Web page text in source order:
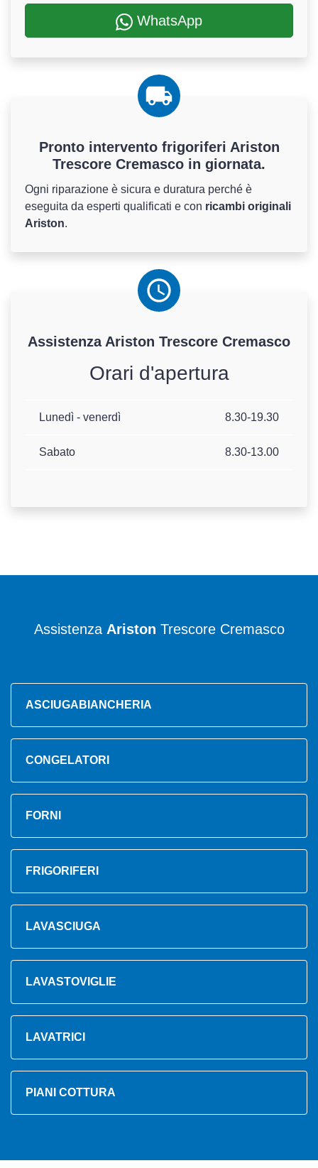
WhatsApp
Pronto intervento frigoriferi Ariston
Trescore Cremasco in giornata.
Ogni riparazione è sicura e duratura perché è
eseguita da esperti qualificati e con ricambi originali
Ariston.
Assistenza Ariston Trescore Cremasco
Orari d'apertura
Lunedì - venerdì 8.30-19.30
Sabato 8.30-13.00
Assistenza Ariston Trescore Cremasco
ASCIUGABIANCHERIA
CONGELATORI
FORNI
FRIGORIFERI
LAVASCIUGA
LAVASTOVIGLIE
LAVATRICI
PIANI COTTURA